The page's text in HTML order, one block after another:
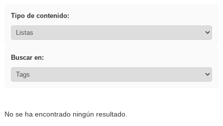
Tipo de contenido:
Buscar en:
No se ha encontrado ningún resultado.